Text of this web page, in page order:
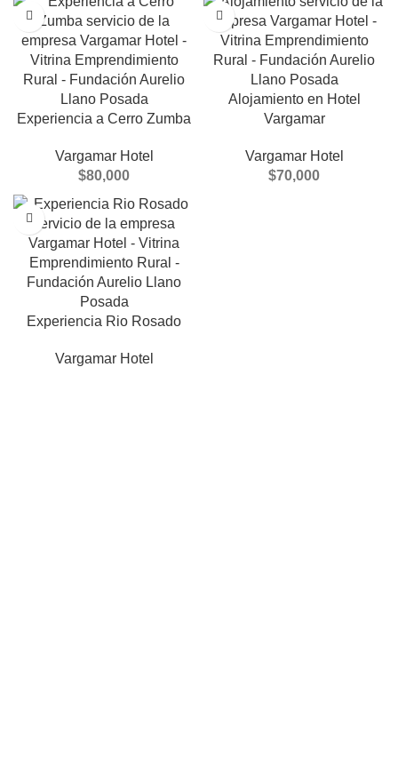
Experiencia a Cerro Zumba
Vargamar Hotel
$80,000
Alojamiento en Hotel
Vargamar
Vargamar Hotel
$70,000
Experiencia Rio Rosado
Vargamar Hotel